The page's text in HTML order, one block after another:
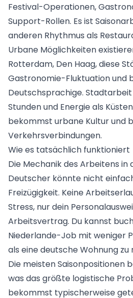
Festival-Operationen,
Support-Rollen. Es ist
anderen Rhythmus als
Urbane Möglichkeiten
Rotterdam, Den Haag, diese
Gastronomie-Fluktuation und
Deutschsprachige.
Stunden und Energie als
bekommst urbane Kultur und
Verkehrsverbindungen.
Wie es tatsächlich funktioniert
Die Mechanik des Arbeitens in
Deutscher könnte nicht
Freizügigkeit. Keine
Stress, nur dein
Arbeitsvertrag. Du kannst
Niederlande-Job mit weniger
als eine deutsche Wohnung zu
Die meisten Saisonpositionen
was das größte logistische
bekommst typischerweise